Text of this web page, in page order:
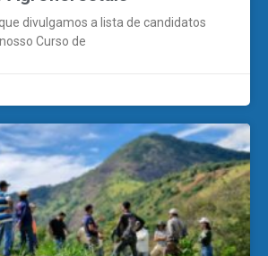
divulgamos a lista de candidatos
Curso de